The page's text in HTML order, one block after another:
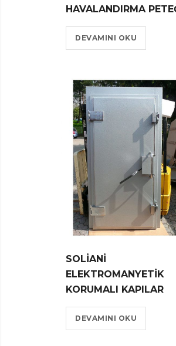
HAVALANDIRMA
DEVAMINI OKU
SOLIANI
ELEKTROMANYETIK
KORUMALI KAPILAR
DEVAMINI OKU